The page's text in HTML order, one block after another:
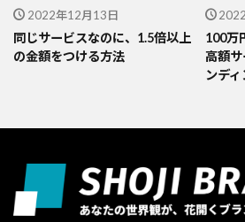
2022年12月13日
同じサービスなのに、1.5倍以上
の金額をつける方法
100万
高額
ンディ